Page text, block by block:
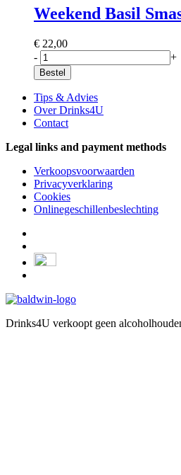
Weekend Basil
€ 22,00
-
+
Bestel
Tips & Advies
Over Drinks4U
Contact
Legal links and payment methods
Verkoopsvoorwaarden
Privacyverklaring
Cookies
Onlinegeschillenbeslechting
Drinks4U verkoopt geen